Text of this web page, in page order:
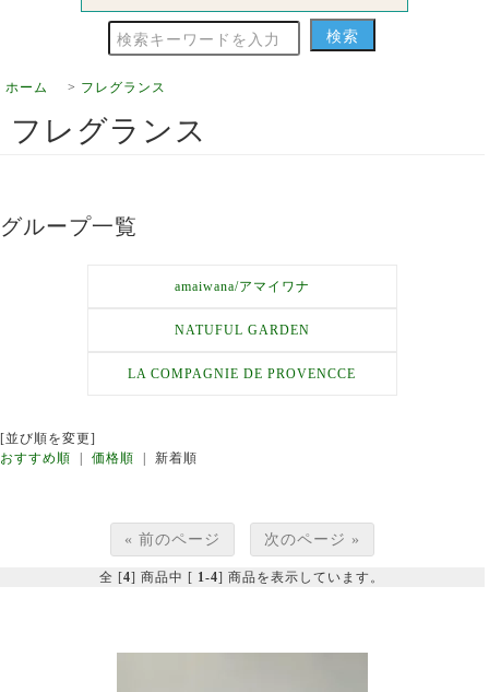
ホーム > フレグランス
フレグランス
グループ一覧
amaiwana/アマイワナ
NATUFUL GARDEN
LA COMPAGNIE DE PROVENCCE
[並び順を変更]
おすすめ順 | 価格順 | 新着順
« 前のページ 次のページ »
全 [4] 商品中 [ 1-4] 商品を表示しています。